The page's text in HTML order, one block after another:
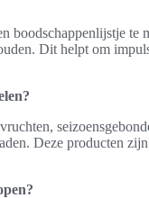
boodschappenlijstje te
Dit helpt om
Deze producten